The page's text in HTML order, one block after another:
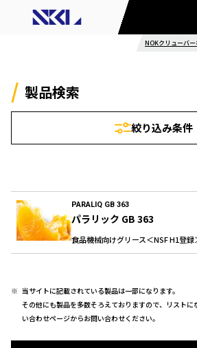
NOKクリューバ
製品検索
絞り込み条件
PARALIQ GB 363
パラリック GB 363
食品機械向けグリース＜NSF H1登録
当サイトに記載されている製品は一部になります。
その他にも製品を多数そろえておりますので、リスト
い合わせページからお問い合わせください。